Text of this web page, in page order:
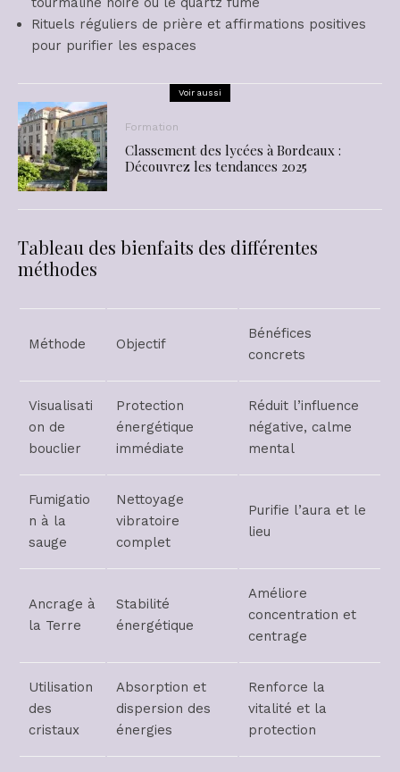
Rituels réguliers de prière et affirmations positives
pour purifier les espaces
Voir aussi
Formation
Classement des lycées à Bordeaux :
Découvrez les tendances 2025
Tableau des bienfaits des différentes
méthodes
Méthode Objectif
Bénéfices
concrets
Visualisati
on de
bouclier
Protection
énergétique
immédiate
Réduit l’influence
négative, calme
mental
Fumigatio
n à la
sauge
Nettoyage
vibratoire
complet
Purifie l’aura et le
lieu
Ancrage à
la Terre
Stabilité
énergétique
Améliore
concentration et
centrage
Utilisation
des
cristaux
Absorption et
dispersion des
énergies
Renforce la
vitalité et la
protection